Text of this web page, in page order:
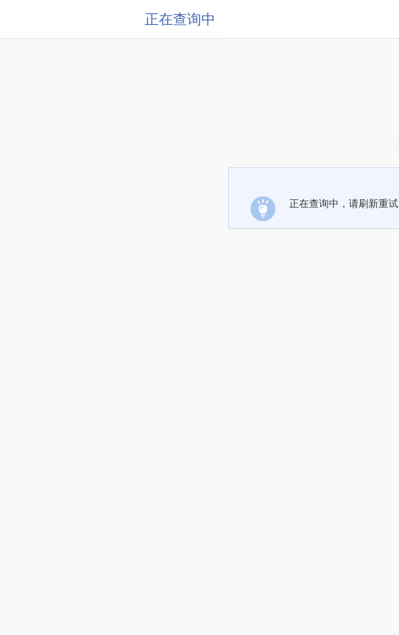
正在查询中
正在查询中，请刷新重试